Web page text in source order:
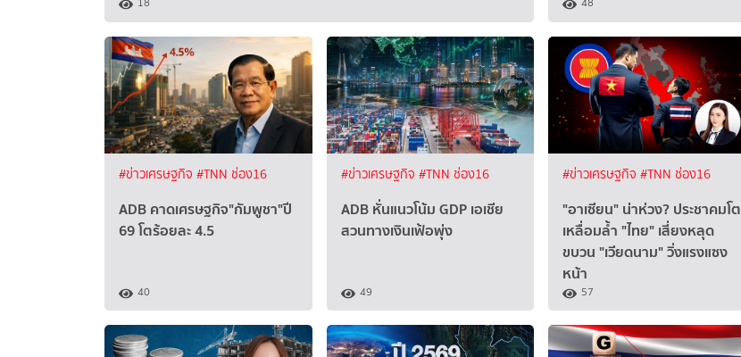
#ข่าวเศรษฐกิจ #TNN ช่อง16
ADB คาดเศรษฐกิจ"กัมพูชา"ปี
69 โตร้อยละ 4.5
40
#ข่าวเศรษฐกิจ #TNN ช่อง16
ADB หั่นแนวโน้ม GDP เอเชีย
สวนทางเงินเฟ้อพุ่ง
49
#ข่าวเศรษฐกิจ#TNN ช่อง16
"อาเซียน" น่าห่วง? ประชาคมโต
เหลื่อมล้ำ "ไทย" เสี่ยงหลุด
ขบวน "เวียดนาม" วิ่งแรงแซง
หน้า
57